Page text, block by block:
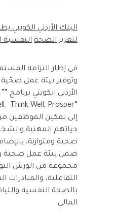
البنك الأردني الكويتي
لتعزيز الصحة النفسية
في إطار التزامه
وتوفير بيئة عمل صحّية
إلى تمكين الموظفين
حياتهم المهنية
صحية ومتوازنة،
ضمن بيئة عمل صحية
مجموعة من الورش
التفاعلية، والمبادرات
بالصحة النفسية
المالي